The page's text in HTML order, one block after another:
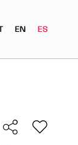
EN ES